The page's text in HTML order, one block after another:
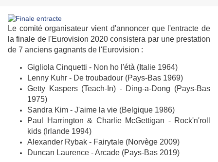
Le comité organisateur vient d'annoncer que l'entracte de
la finale de l'Eurovision 2020 consistera par une prestation
de 7 anciens gagnants de l'Eurovision :
Gigliola Cinquetti - Non ho l'étà (Italie 1964)
Lenny Kuhr - De troubadour (Pays-Bas 1969)
Getty Kaspers (Teach-In) - Ding-a-Dong (Pays-Bas
1975)
Sandra Kim - J'aime la vie (Belgique 1986)
Paul Harrington & Charlie McGettigan - Rock'n'roll
kids (Irlande 1994)
Alexander Rybak - Fairytale (Norvège 2009)
Duncan Laurence - Arcade (Pays-Bas 2019)